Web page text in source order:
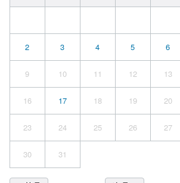
2 3 4 5 6
9 10 11 12 13
16 17 18 19 20
23 24 25 26 27
30 31